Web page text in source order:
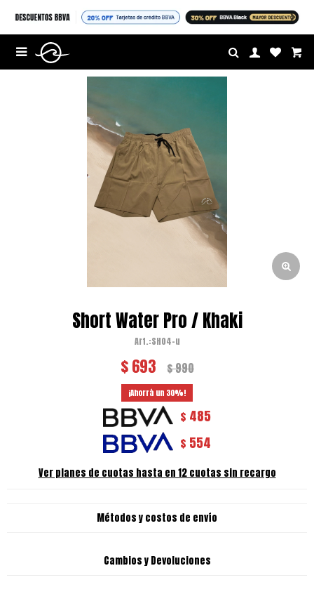
HASTA 40% OFF EN


Short Water Pro / Khaki
SH04-u
$693 $990
30
$ 485
$ 554
Ver planes de cuotas hasta en 12 cuotas sin recargo
Métodos y costos de envío
Cambios y Devoluciones